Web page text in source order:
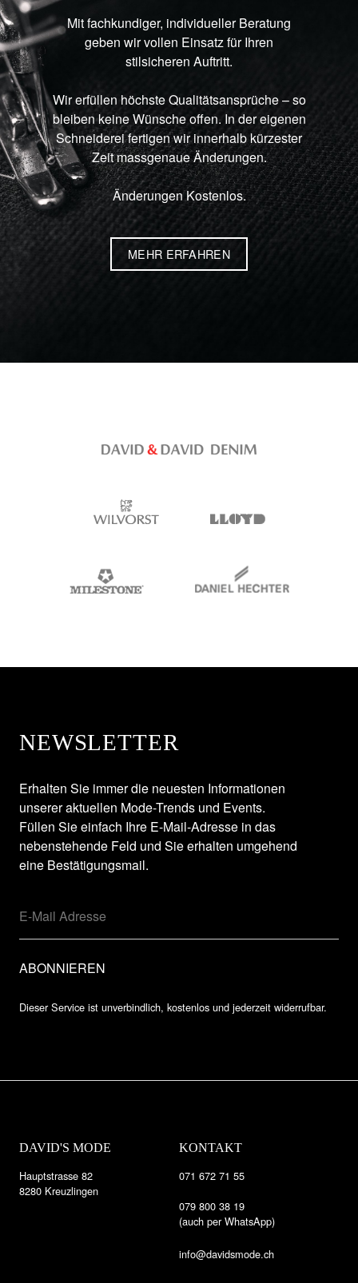
Mit fachkundiger, individueller Beratung
geben wir vollen Einsatz für Ihren
stilsicheren Auftritt.
Wir erfüllen höchste Qualitätsansprüche – so
bleiben keine Wünsche offen. In der eigenen
Schneiderei fertigen wir innerhalb kürzester
Zeit massgenaue Änderungen.
Änderungen Kostenlos.
MEHR ERFAHREN
NEWSLETTER
Erhalten Sie immer die neuesten Informationen
unserer aktuellen Mode-Trends und Events.
Füllen Sie einfach Ihre E-Mail-Adresse in das
nebenstehende Feld und Sie erhalten umgehend
eine Bestätigungsmail.
Dieser Service ist unverbindlich, kostenlos und jederzeit widerrufbar.
DAVID'S MODE
Hauptstrasse 82
8280 Kreuzlingen
KONTAKT
071 672 71 55
079 800 38 19
(auch per WhatsApp)
info@davidsmode.ch